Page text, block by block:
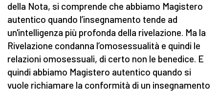
della Nota, si comprende che abbiamo Magistero
autentico quando l’insegnamento tende ad
un'intelligenza più profonda della rivelazione. Ma la
Rivelazione condanna l’omosessualità e quindi le
relazioni omosessuali, di certo non le benedice. E
quindi abbiamo Magistero autentico quando si
vuole richiamare la conformità di un insegnamento